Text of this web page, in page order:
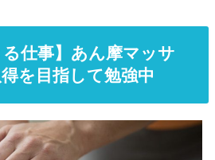
る仕事】あん摩マッサ
を目指して勉強中